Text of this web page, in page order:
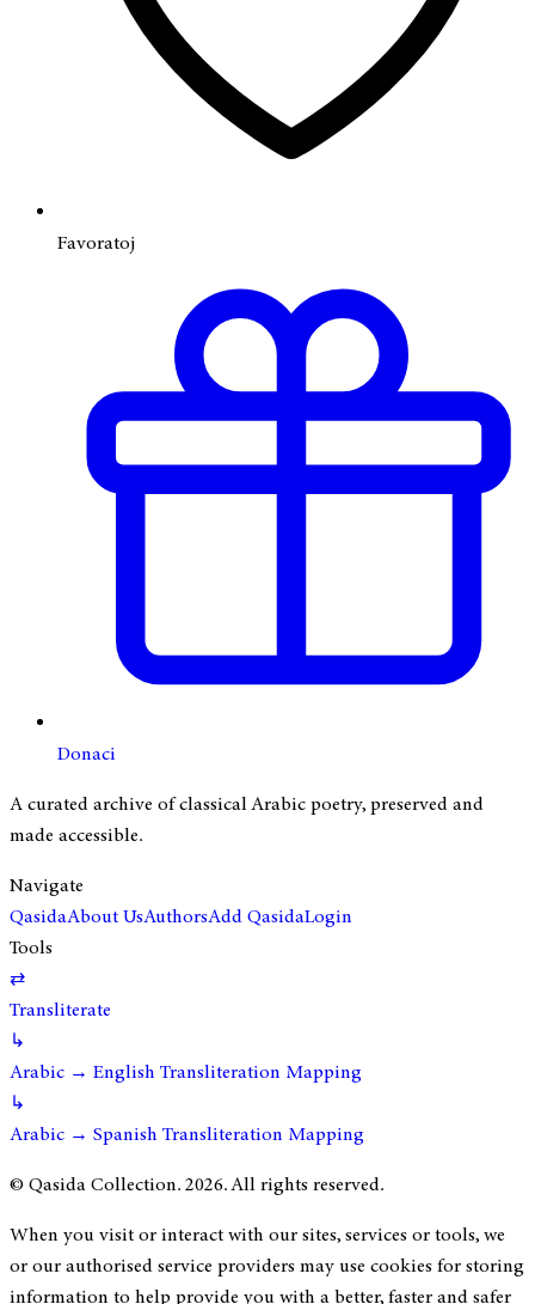
Favoratoj
Donaci
A curated archive of classical Arabic poetry, preserved and
made accessible.
Navigate
QasidaAbout UsAuthorsAdd QasidaLogin
Tools
⇄
Transliterate
↳
Arabic → English Transliteration Mapping
↳
Arabic → Spanish Transliteration Mapping
© Qasida Collection.2026. All rights reserved.
When you visit or interact with our sites, services or tools, we
or our authorised service providers may use cookies for storing
information to help provide you with a better, faster and safer